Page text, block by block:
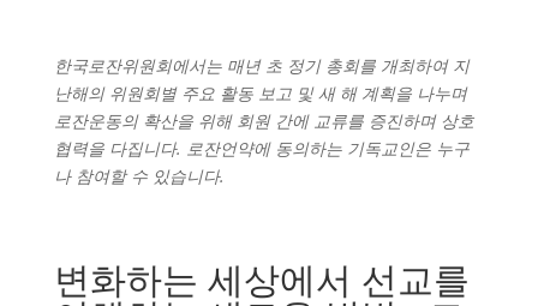
한국로잔위원회에서는 매년 초 정기 총회를 개최하여 지
난해의 위원회별 주요 활동 보고 및 새 해 계획을 나누며
로잔운동의 확산을 위해 회원 간에 교류를 증진하며 상호
협력을 다집니다. 로잔언약에 동의하는 기독교인은 누구
나 참여할 수 있습니다.
변화하는 세상에서 선교를